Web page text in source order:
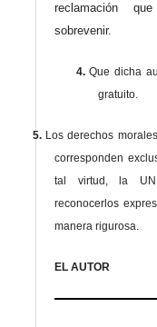
reclamación
sobrevenir.
4. Que dicha
gratuito.
5. Los derechos
corresponden
tal virtud, la
reconocerlos
manera rigurosa.
EL AUTOR